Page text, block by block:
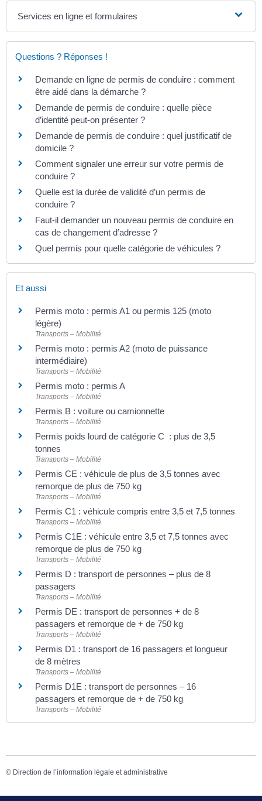
Services en ligne et formulaires
Questions ? Réponses !
Demande en ligne de permis de conduire : comment
être aidé dans la démarche ?
Demande de permis de conduire : quelle pièce
d’identité peut-on présenter ?
Demande de permis de conduire : quel justificatif de
domicile ?
Comment signaler une erreur sur votre permis de
conduire ?
Quelle est la durée de validité d’un permis de
conduire ?
Faut-il demander un nouveau permis de conduire en
cas de changement d’adresse ?
Quel permis pour quelle catégorie de véhicules ?
Et aussi
Permis moto : permis A1 ou permis 125 (moto
légère)
Transports – Mobilité
Permis moto : permis A2 (moto de puissance
intermédiaire)
Transports – Mobilité
Permis moto : permis A
Transports – Mobilité
Permis B : voiture ou camionnette
Transports – Mobilité
Permis poids lourd de catégorie C : plus de 3,5
tonnes
Transports – Mobilité
Permis CE : véhicule de plus de 3,5 tonnes avec
remorque de plus de 750 kg
Transports – Mobilité
Permis C1 : véhicule compris entre 3,5 et 7,5 tonnes
Transports – Mobilité
Permis C1E : véhicule entre 3,5 et 7,5 tonnes avec
remorque de plus de 750 kg
Transports – Mobilité
Permis D : transport de personnes – plus de 8
passagers
Transports – Mobilité
Permis DE : transport de personnes + de 8
passagers et remorque de + de 750 kg
Transports – Mobilité
Permis D1 : transport de 16 passagers et longueur
de 8 mètres
Transports – Mobilité
Permis D1E : transport de personnes – 16
passagers et remorque de + de 750 kg
Transports – Mobilité
© Direction de l’information légale et administrative